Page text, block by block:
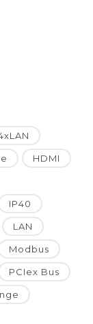
HDMI
IP40
LAN
Modbus
PCIex Bus